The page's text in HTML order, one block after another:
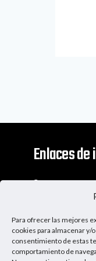
Para ofrecer las mejores
cookies para almacenar y/
consentimiento de estas
comportamiento de
Enlaces
Contacto
Descargo De
Apoya al
Ser Patrocinador